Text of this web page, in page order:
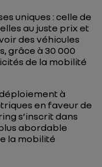
uniques : celle de
au juste prix et
des véhicules
grâce à 30 000
de la mobilité
à
en faveur de
s’inscrit dans
abordable
la mobilité